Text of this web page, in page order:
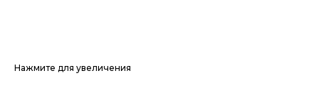
Нажмите для увеличения